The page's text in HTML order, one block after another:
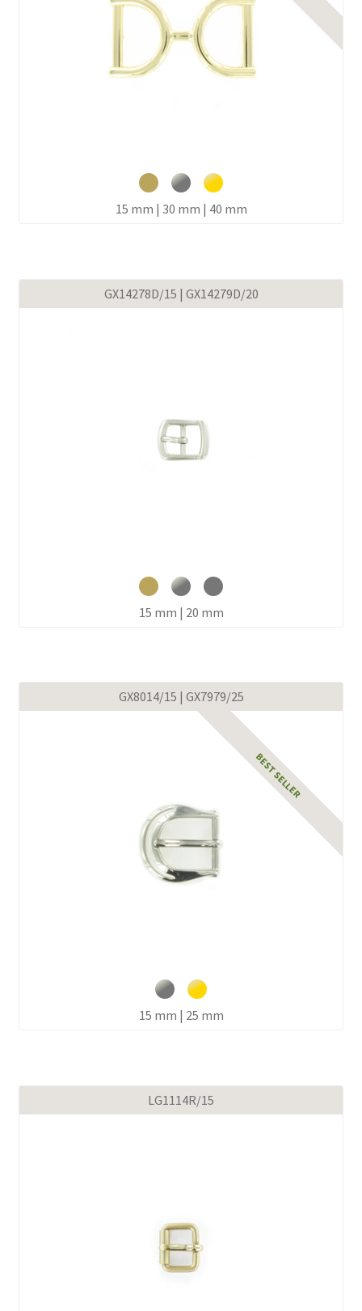
15 mm | 30 mm | 40 mm
GX14278D/15 | GX14279D/20
15 mm | 20 mm
GX8014/15 | GX7979/25
15 mm | 25 mm
LG1114R/15